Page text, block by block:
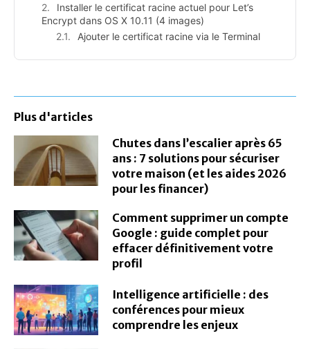
Installer le certificat racine actuel pour Let’s
Encrypt dans OS X 10.11 (4 images)
Ajouter le certificat racine via le Terminal
Plus d'articles
Chutes dans l’escalier après 65
ans : 7 solutions pour sécuriser
votre maison (et les aides 2026
pour les financer)
Comment supprimer un compte
Google : guide complet pour
effacer définitivement votre
profil
Intelligence artificielle : des
conférences pour mieux
comprendre les enjeux